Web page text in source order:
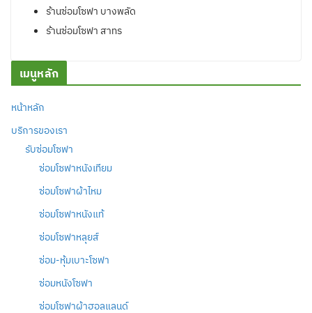
ร้านซ่อมโซฟา บางพลัด
ร้านซ่อมโซฟา สาทร
เมนูหลัก
หน้าหลัก
บริการของเรา
รับซ่อมโซฟา
ซ่อมโซฟาหนังเทียม
ซ่อมโซฟาผ้าไหม
ซ่อมโซฟาหนังแท้
ซ่อมโซฟาหลุยส์
ซ่อม-หุ้มเบาะโซฟา
ซ่อมหนังโซฟา
ซ่อมโซฟาผ้าฮอลแลนด์